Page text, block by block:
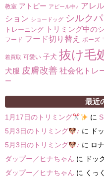
教室 アトピー アピール中♪ アレ
ション ショードッグ シルク
トレーニング
トリミング中の
フード フード切り替え ポーズ
着買取 可愛い 子犬 抜け毛
犬服 皮膚改善 社会化トレ
ー
最近
1月17日のトリミング に
5月3日のトリミング
♪ に ド
5月3日のトリミング
♪ に ロ
ダップー／ヒナちゃん に ドッ
ダップー／ヒナちゃん に くっ